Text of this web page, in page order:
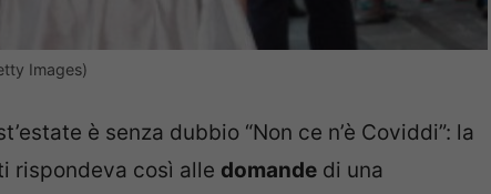
Images)
è senza dubbio “Non ce n’è Coviddi”: la
rispondeva così alle domande di una